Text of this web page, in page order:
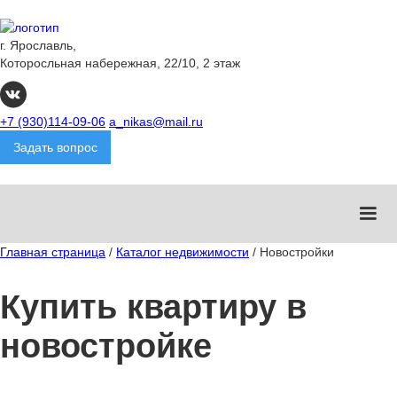
г. Ярославль,
Которосльная набережная, 22/10, 2 этаж
+7 (930)114-09-06 a_nikas@mail.ru
Задать вопрос
Главная страница / Каталог недвижимости / Новостройки
Купить квартиру в
новостройке